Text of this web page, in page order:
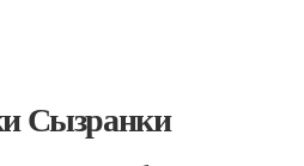
Сызранки